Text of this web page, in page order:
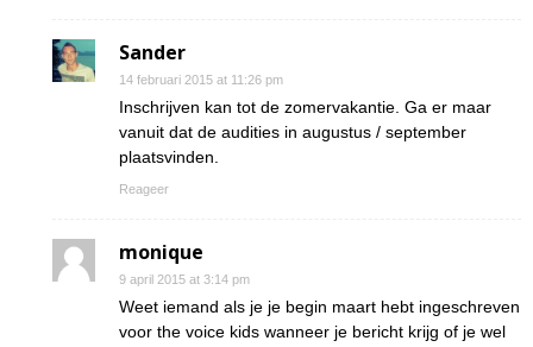
Sander
14 februari 2015 at 11:26 pm
Inschrijven kan tot de zomervakantie. Ga er maar
vanuit dat de audities in augustus / september
plaatsvinden.
Reageer
monique
9 april 2015 at 3:14 pm
Weet iemand als je je begin maart hebt ingeschreven
voor the voice kids wanneer je bericht krijg of je wel